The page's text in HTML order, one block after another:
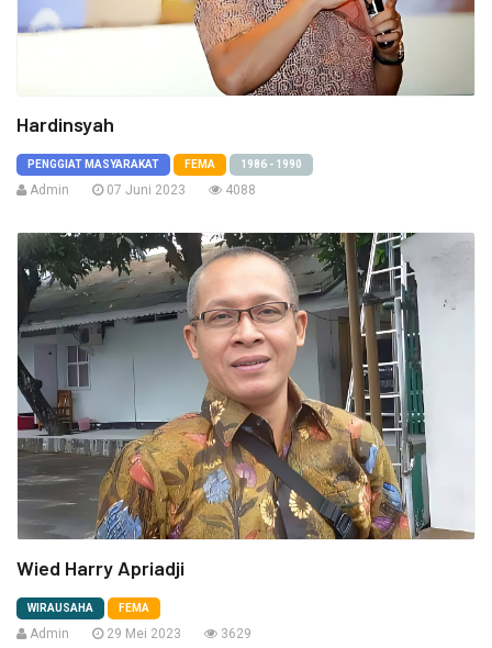
Hardinsyah
PENGGIAT MASYARAKAT FEMA 1986 - 1990
Admin 07 Juni 2023 4088
Wied Harry Apriadji
WIRAUSAHA FEMA
Admin 29 Mei 2023 3629